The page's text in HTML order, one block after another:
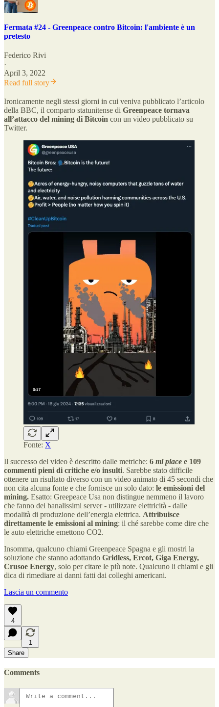
Fermata #24 - Greenpeace contro Bitcoin: l'ambiente è un
pretesto
Federico Rivi
·
April 3, 2022
Read full story
Ironicamente negli stessi giorni in cui veniva pubblicato l’articolo
della BBC, il comparto statunitense di Greenpeace tornava
all’attacco del mining di Bitcoin con un video pubblicato su
Twitter.
Fonte: X
Il successo del video è descritto dalle metriche: 6 mi piace e 109
commenti pieni di critiche e/o insulti. Sarebbe stato difficile
ottenere un risultato diverso con un video animato di 45 secondi che
non cita alcuna fonte e che fornisce un solo dato: le emissioni del
mining. Esatto: Greepeace Usa non distingue nemmeno il lavoro
che fanno dei banalissimi server - utilizzare elettricità - dalle
modalità di produzione dell’energia elettrica. Attribuisce
direttamente le emissioni al mining: il ché sarebbe come dire che
le auto elettriche emettono CO2.
Insomma, qualcuno chiami Greenpeace Spagna e gli mostri la
soluzione che stanno adottando Gridless, Ercot, Giga Energy,
Crusoe Energy, solo per citare le più note. Qualcuno li chiami e gli
dica di rimediare ai danni fatti dai colleghi americani.
Lascia un commento
4
1
Share
Comments